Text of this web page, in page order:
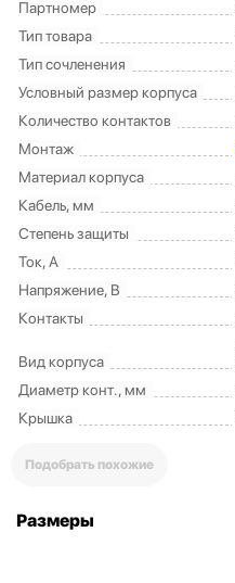
Партномер
Тип товара
Тип сочленения
Условный размер корпуса
Количество контактов
Монтаж
Материал корпуса
Кабель, мм
Степень защиты
Ток, А
Напряжение, В
Контакты
Вид корпуса
Диаметр конт., мм
Крышка
Подобрать похожие
Размеры